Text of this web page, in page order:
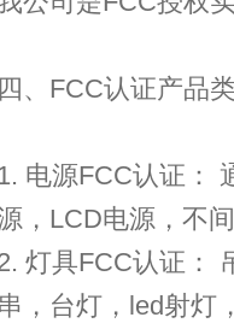
四、FCC认证产品
电源FCC认证：
，LCD电源，不
灯具FCC认证：
串，台灯，led射灯